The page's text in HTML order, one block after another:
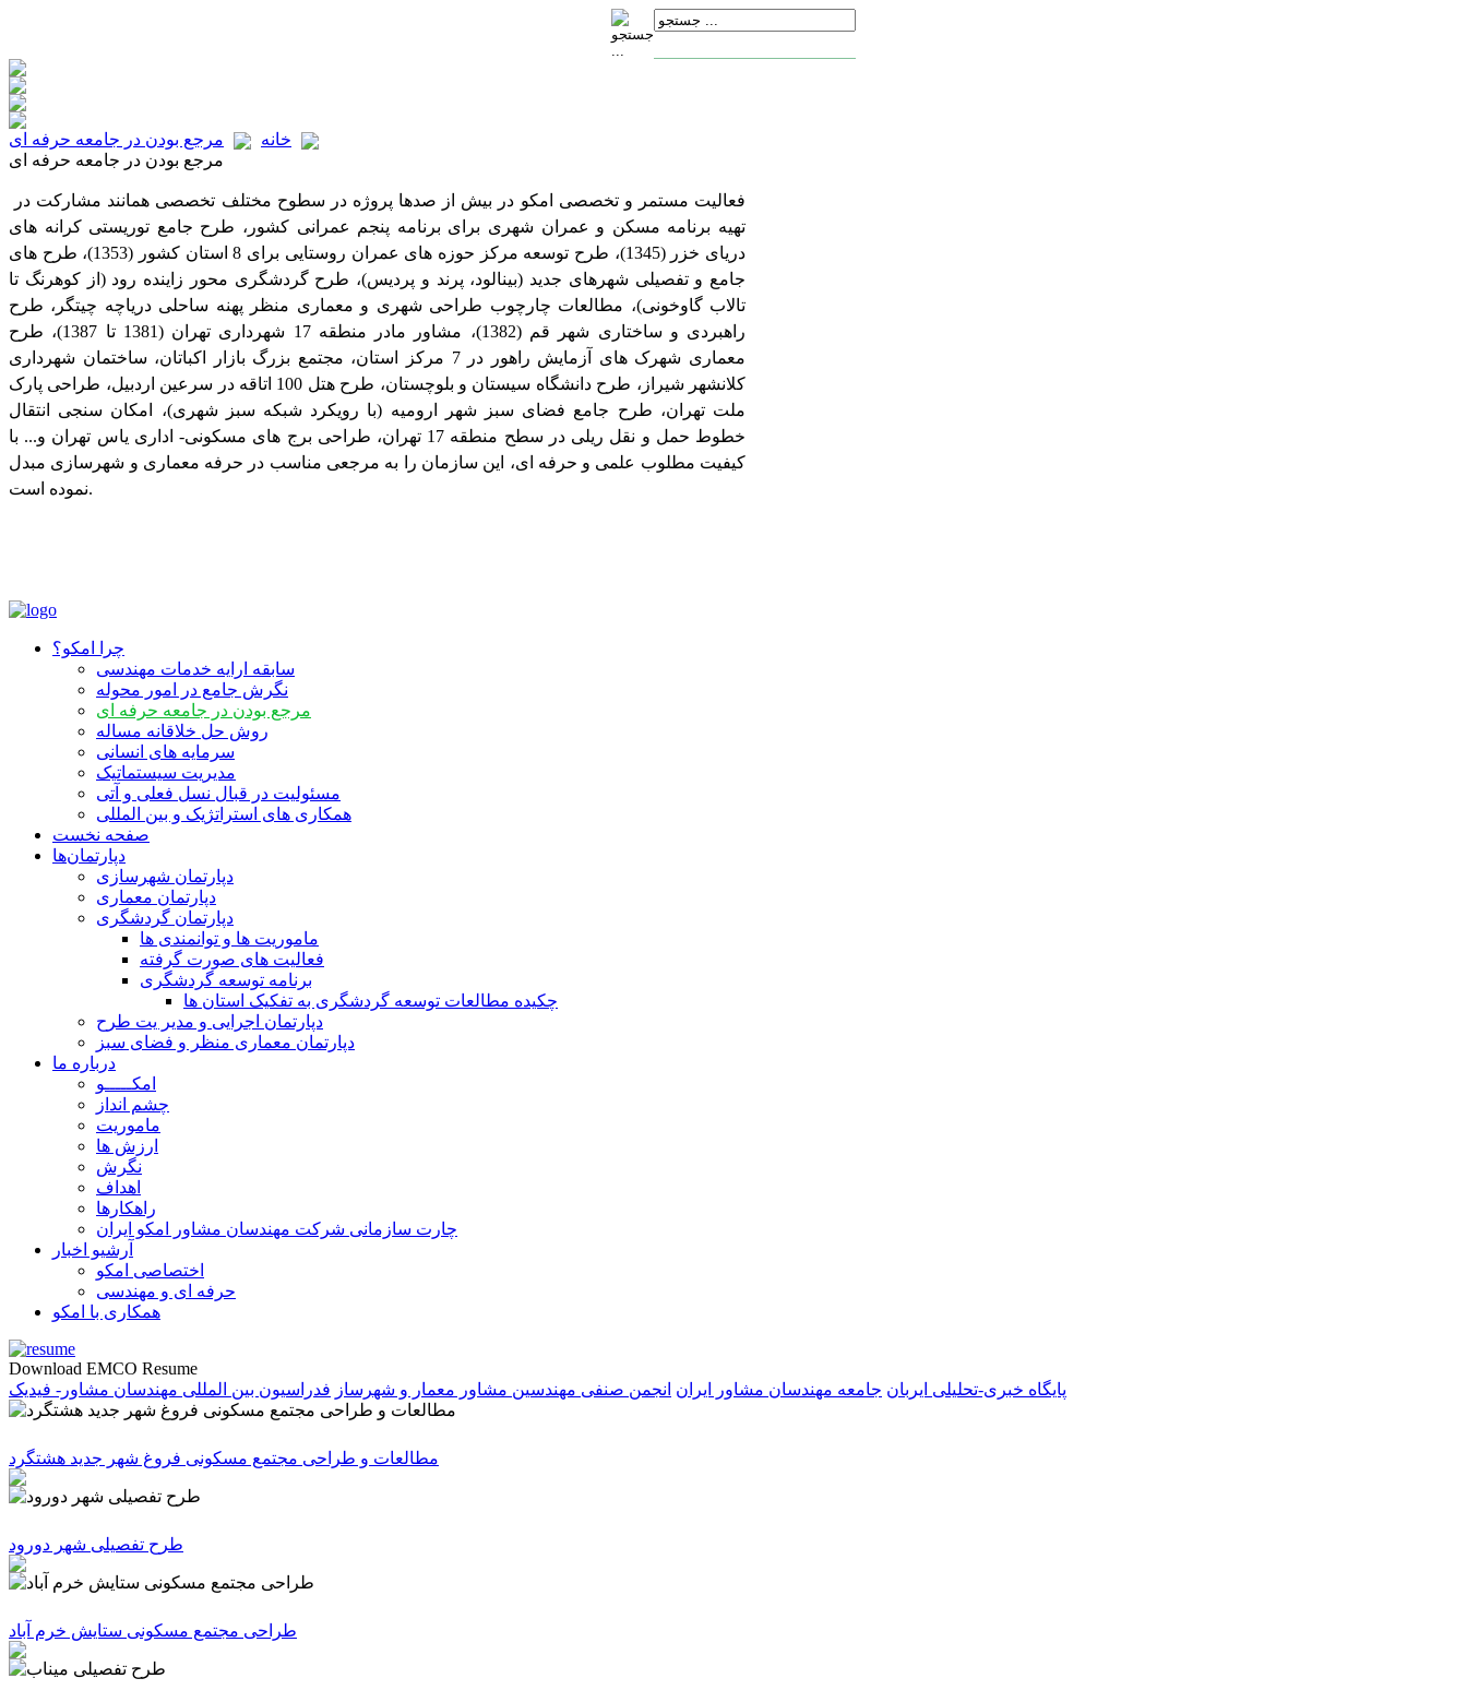
خانه
مرجع بودن در جامعه حرفه ای
مرجع بودن در جامعه حرفه ای
تهیه برنامه مسکن و عمران شهری برای برنامه پنجم عمرانی کشور، طرح جامع توریستی کرانه های
دریای خزر (1345)، طرح توسعه مرکز حوزه های عمران روستایی برای 8 استان کشور (1353)، طرح های
جامع و تفصیلی شهرهای جدید (بینالود، پرند و پردیس)، طرح گردشگری محور زاینده رود (از کوهرنگ تا
تالاب گاوخونی)، مطالعات چارچوب طراحی شهری و معماری منظر پهنه ساحلی دریاچه چیتگر، طرح
راهبردی و ساختاری شهر قم (1382)، مشاور مادر منطقه 17 شهرداری تهران (1381 تا 1387)، طرح
معماری شهرک های آزمایش راهور در 7 مرکز استان، مجتمع بزرگ بازار اکباتان، ساختمان شهرداری
کلانشهر شیراز، طرح دانشگاه سیستان و بلوچستان، طرح هتل 100 اتاقه در سرعین اردبیل، طراحی پارک
ملت تهران، طرح جامع فضای سبز شهر ارومیه (با رویکرد شبکه سبز شهری)، امکان سنجی انتقال
خطوط حمل و نقل ریلی در سطح منطقه 17 تهران، طراحی برج های مسکونی- اداری یاس تهران و... با
کیفیت مطلوب علمی و حرفه ای، این سازمان را به مرجعی مناسب در حرفه معماری و شهرسازی مبدل
نموده است.
چرا امکو؟
سابقه ارایه خدمات مهندسی
نگرش جامع در امور محوله
مرجع بودن در جامعه حرفه ای
روش حل خلاقانه مساله
سرمایه‏ های انسانی
مدیریت سیستماتیک
مسئولیت در قبال نسل فعلی و آتی
همکاری‏ های استراتژیک و بین‏ المللی
صفحه نخست
دپارتمان‌ها
دپارتمان شهرسازی
دپارتمان معماری
دپارتمان گردشگری
ماموریت ها و توانمندی ها
فعالیت های صورت گرفته
برنامه توسعه گردشگری
چکیده مطالعات توسعه گردشگری به تفکیک استان ها
دپارتمان اجرایی و مدیر یت طرح
دپارتمان معماری منظر و فضای سبز
درباره ما
امکـــــو
چشم انداز
ماموریت
ارزش ها
نگرش
اهداف
راهکارها
چارت سازمانی شرکت مهندسان مشاور امکو ایران
آرشیو اخبار
اختصاصی امکو
حرفه ای و مهندسی
همکاری با امکو
Download EMCO Resume
پایگاه خبری-تحلیلی ایربان جامعه مهندسان مشاور ایران انجمن صنفی مهندسین مشاور معمار و شهرساز فدراسیون بین المللی مهندسان مشاور- فیدیک
مطالعات و طراحی مجتمع مسکونی فروغ شهر جدید هشتگرد
طرح تفصیلی شهر دورود
طراحی مجتمع مسکونی ستایش خرم آباد